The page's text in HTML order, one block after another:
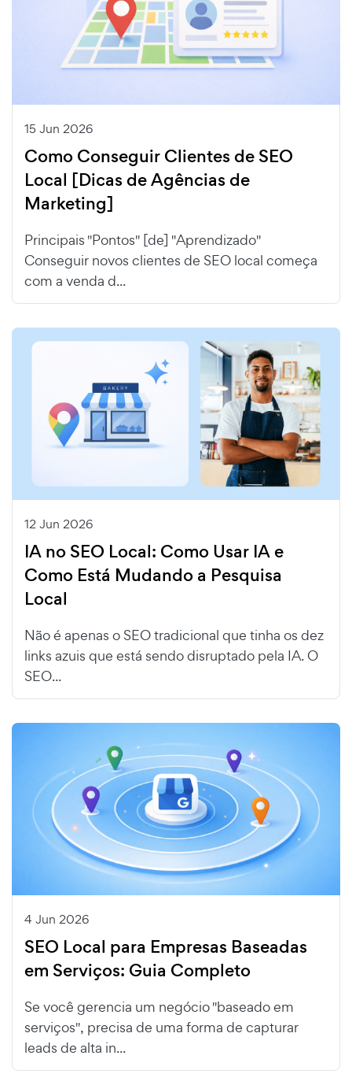
15 Jun 2026
Como Conseguir Clientes de SEO
Local [Dicas de Agências de
Marketing]
Principais "Pontos" [de] "Aprendizado"
Conseguir novos clientes de SEO local começa
com a venda d...
12 Jun 2026
IA no SEO Local: Como Usar IA e
Como Está Mudando a Pesquisa
Local
Não é apenas o SEO tradicional que tinha os dez
links azuis que está sendo disruptado pela IA. O
SEO...
4 Jun 2026
SEO Local para Empresas Baseadas
em Serviços: Guia Completo
Se você gerencia um negócio "baseado em
serviços", precisa de uma forma de capturar
leads de alta in...